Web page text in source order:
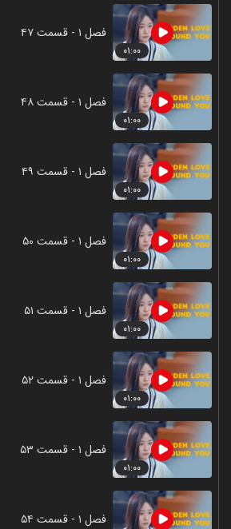
۰۱:۰۰
فصل ۱ - قسمت ۴۷
۰۱:۰۰
فصل ۱ - قسمت ۴۸
۰۱:۰۰
فصل ۱ - قسمت ۴۹
۰۱:۰۰
فصل ۱ - قسمت ۵۰
۰۱:۰۰
فصل ۱ - قسمت ۵۱
۰۱:۰۰
فصل ۱ - قسمت ۵۲
۰۱:۰۰
فصل ۱ - قسمت ۵۳
فصل ۱ - قسمت ۵۴